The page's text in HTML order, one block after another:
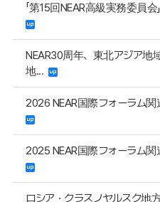
「第15回NEAR高級実務委員
NEAR30周年、東北アジア地
地...
2026 NEAR国際フォーラム
2025 NEAR国際フォーラム
ロシア・クラスノヤルスク地